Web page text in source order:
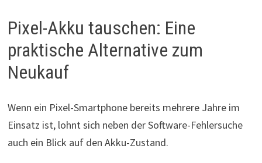
Pixel-Akku tauschen: Eine
praktische Alternative zum
Neukauf
Wenn ein Pixel-Smartphone bereits mehrere Jahre im
Einsatz ist, lohnt sich neben der Software-Fehlersuche
auch ein Blick auf den Akku-Zustand.